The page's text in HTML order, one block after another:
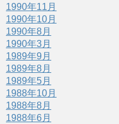
1990年11月
1990年10月
1990年8月
1990年3月
1989年9月
1989年8月
1989年5月
1988年10月
1988年8月
1988年6月